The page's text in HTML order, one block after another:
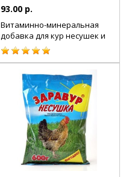
93.00 р.
Витаминно-минеральная
добавка для кур несушек и
другой домашней птицы,
500 гр.